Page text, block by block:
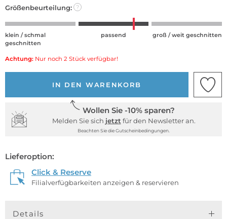
Größenbeurteilung: ?
klein / schmal
geschnitten
passend groß / weit geschnitten
Achtung: Nur noch 2 Stück verfügbar!
IN DEN WARENKORB
Wollen Sie -10% sparen?
Melden Sie sich jetzt für den Newsletter an.
Beachten Sie die Gutscheinbedingungen.
Lieferoption:
Click & Reserve
Filialverfügbarkeiten anzeigen & reservieren
Details